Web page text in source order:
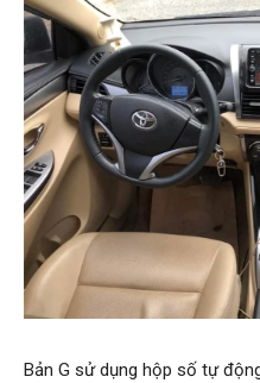
Bản G sử dụng hộp số tự